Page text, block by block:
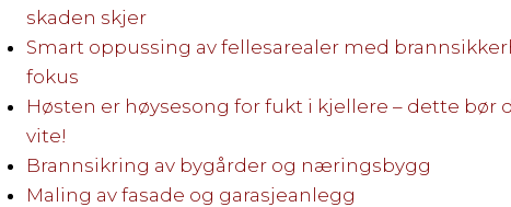
skaden skjer
Smart oppussing av fellesarealer med
fokus
Høsten er høysesong for fukt i kjellere – dette bør
vite!
Brannsikring av bygårder og næringsbygg
Maling av fasade og garasjeanlegg